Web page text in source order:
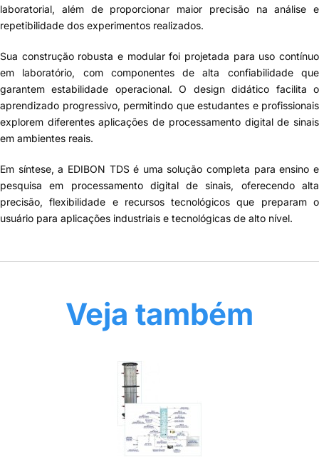
laboratorial, além de proporcionar maior precisão na análise e
repetibilidade dos experimentos realizados.
Sua construção robusta e modular foi projetada para uso contínuo
em laboratório, com componentes de alta confiabilidade que
garantem estabilidade operacional. O design didático facilita o
aprendizado progressivo, permitindo que estudantes e profissionais
explorem diferentes aplicações de processamento digital de sinais
em ambientes reais.
Em síntese, a EDIBON TDS é uma solução completa para ensino e
pesquisa em processamento digital de sinais, oferecendo alta
precisão, flexibilidade e recursos tecnológicos que preparam o
usuário para aplicações industriais e tecnológicas de alto nível.
Veja também